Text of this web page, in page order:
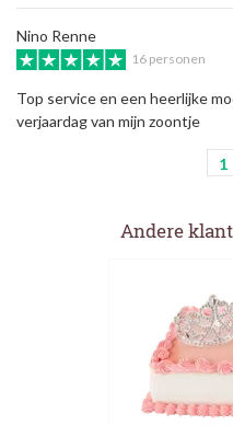
Nino Renne
16 personen
Top service en een heerlijke
verjaardag van mijn zoontje
1
Andere